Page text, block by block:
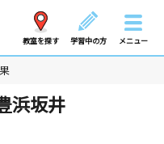
教室を探す 学習中の方 メニュー
浜坂井